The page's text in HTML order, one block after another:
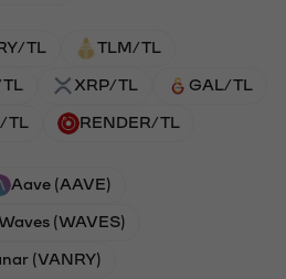
TL TLM/TL
TL XRP/TL GAL/TL
TL RENDER/TL
Aave (AAVE)
(WAVES)
(VANRY)